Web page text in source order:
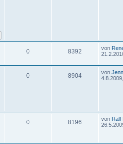
0 8392 von
0 8904 von
0 8196 von Ralf